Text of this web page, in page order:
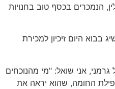
הנמכרים בכסף טוב בחנויות
בבוא היום זיכיון למכירת
אני שואל: "מי מהנוכחים
החומה, שהוא יראה את